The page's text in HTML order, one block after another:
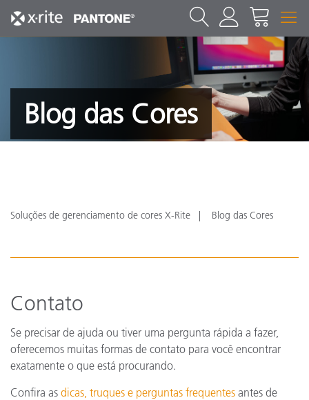
Blog das Cores
Soluções de gerenciamento de cores X-Rite Blog das Cores
Contato
Se precisar de ajuda ou tiver uma pergunta rápida a fazer,
oferecemos muitas formas de contato para você encontrar
exatamente o que está procurando.
Confira as dicas, truques e perguntas frequentes antes de